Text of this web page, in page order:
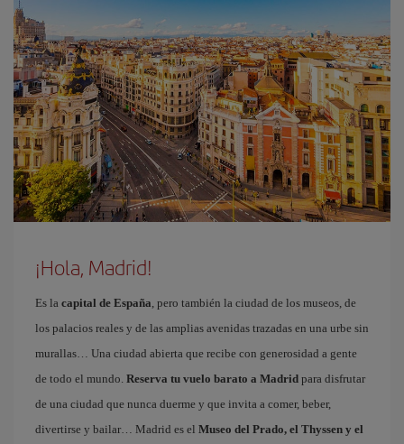
¡Hola, Madrid!
Es la capital de España, pero también la ciudad de los museos, de
los palacios reales y de las amplias avenidas trazadas en una urbe sin
murallas… Una ciudad abierta que recibe con generosidad a gente
de todo el mundo. Reserva tu vuelo barato a Madrid para disfrutar
de una ciudad que nunca duerme y que invita a comer, beber,
divertirse y bailar… Madrid es el Museo del Prado, el Thyssen y el